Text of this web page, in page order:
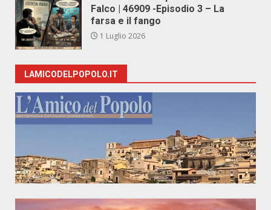
Falco | 46909 -Episodio 3 – La
farsa e il fango
1 Luglio 2026
LAMICODELPOPOLO.IT